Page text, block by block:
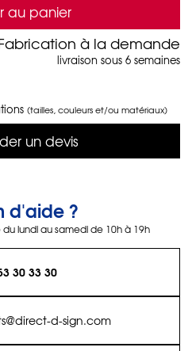
au panier
à la demande
livraison sous 6 semaines
(tailles, couleurs et/ou matériaux)
un devis
d'aide ?
lundi au samedi de 10h à 19h
30 33 30
d-sign.com